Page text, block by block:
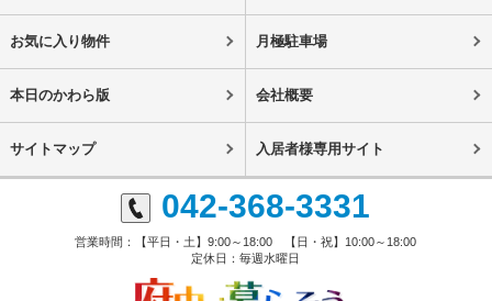
お気に入り物件 月極駐車場
本日のかわら版 会社概要
サイトマップ 入居者様専用サイト
042-368-3331
営業時間：【平日・土】9:00～18:00 【日・祝】10:00～18:00
定休日：毎週水曜日